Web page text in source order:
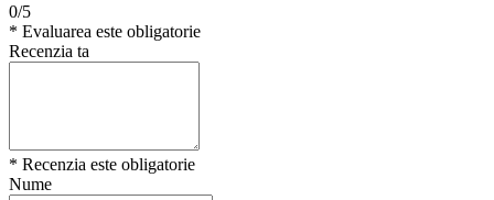
0/5
* Evaluarea este obligatorie
Recenzia ta
* Recenzia este obligatorie
Nume